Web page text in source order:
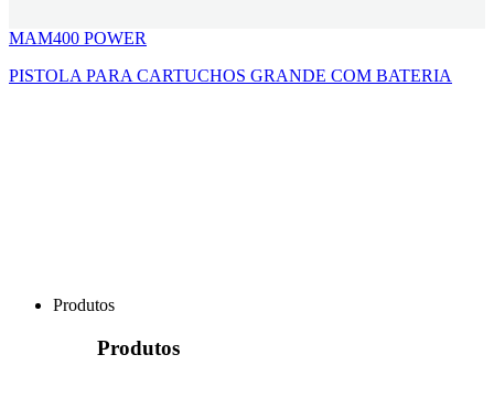
MAM400 POWER
PISTOLA PARA CARTUCHOS GRANDE COM BATERIA
Produtos
Produtos